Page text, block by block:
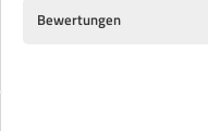
Bewertungen